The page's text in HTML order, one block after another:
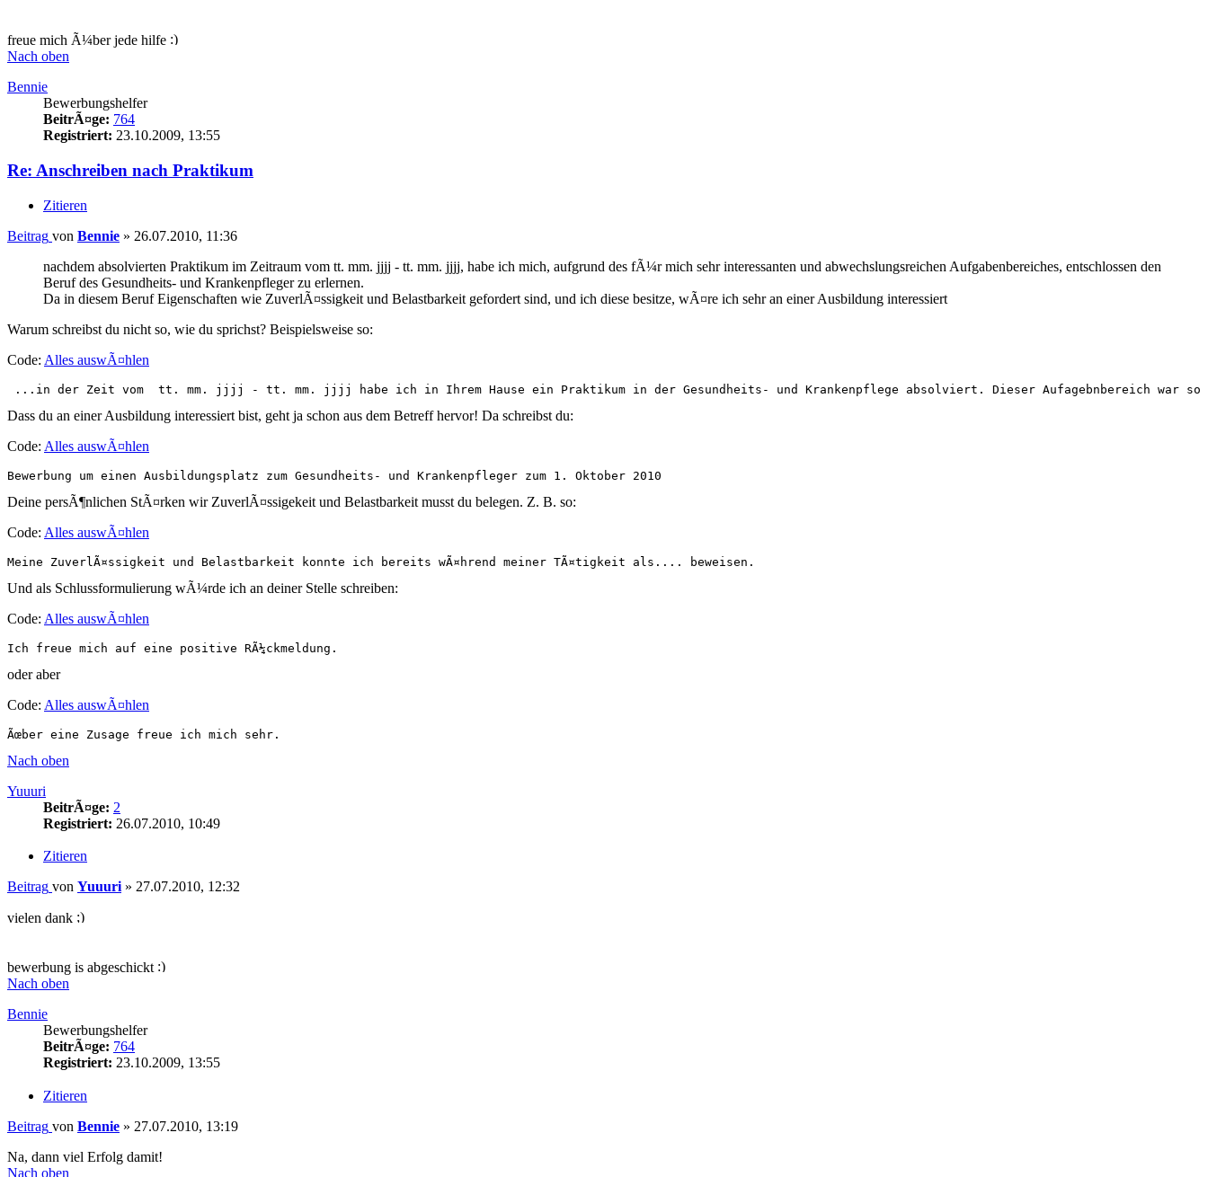
freue mich Ã¼ber jede hilfe
Nach oben
Bennie
Bewerbungshelfer
BeitrÃ¤ge: 764
Registriert: 23.10.2009, 13:55
Re: Anschreiben nach Praktikum
Zitieren
Beitrag von Bennie » 26.07.2010, 11:36
nachdem absolvierten Praktikum im Zeitraum vom tt. mm. jjjj - tt. mm. jjjj, habe ich mich, aufgrund des fÃ¼r mich sehr interessanten und abwechslungsreichen Aufgabenbereiches, entschlossen den
Beruf des Gesundheits- und Krankenpfleger zu erlernen.
Da in diesem Beruf Eigenschaften wie ZuverlÃ¤ssigkeit und Belastbarkeit gefordert sind, und ich diese besitze, wÃ¤re ich sehr an einer Ausbildung interessiert
Warum schreibst du nicht so, wie du sprichst? Beispielsweise so:
Code: Alles auswÃ¤hlen
...in der Zeit vom  tt. mm. jjjj - tt. mm. jjjj habe ich in Ihrem Hause ein Praktikum in der Gesundheits- und Krankenpflege absolviert. Dieser Aufagebnbereich war so
Dass du an einer Ausbildung interessiert bist, geht ja schon aus dem Betreff hervor! Da schreibst du:
Code: Alles auswÃ¤hlen
Bewerbung um einen Ausbildungsplatz zum Gesundheits- und Krankenpfleger zum 1. Oktober 2010
Deine persÃ¶nlichen StÃ¤rken wir ZuverlÃ¤ssigekeit und Belastbarkeit musst du belegen. Z. B. so:
Code: Alles auswÃ¤hlen
Meine ZuverlÃ¤ssigkeit und Belastbarkeit konnte ich bereits wÃ¤hrend meiner TÃ¤tigkeit als.... beweisen.
Und als Schlussformulierung wÃ¼rde ich an deiner Stelle schreiben:
Code: Alles auswÃ¤hlen
Ich freue mich auf eine positive RÃ¼ckmeldung.
oder aber
Code: Alles auswÃ¤hlen
Ãœber eine Zusage freue ich mich sehr.
Nach oben
Yuuuri
BeitrÃ¤ge: 2
Registriert: 26.07.2010, 10:49
Zitieren
Beitrag von Yuuuri» 27.07.2010, 12:32
vielen dank
bewerbung is abgeschickt
Nach oben
Bennie
Bewerbungshelfer
BeitrÃ¤ge: 764
Registriert: 23.10.2009, 13:55
Zitieren
Beitrag von Bennie » 27.07.2010, 13:19
Na, dann viel Erfolg damit!
Nach oben